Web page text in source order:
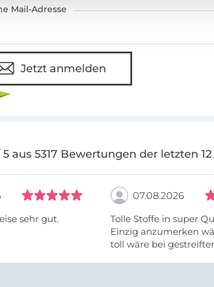
Mail-Adresse
Jetzt anmelden
aus 5317 Bewertungen der letzten
sehr gut.
07.08.2026
Tolle Stoffe in super
Einzig anzumerken
toll wäre bei